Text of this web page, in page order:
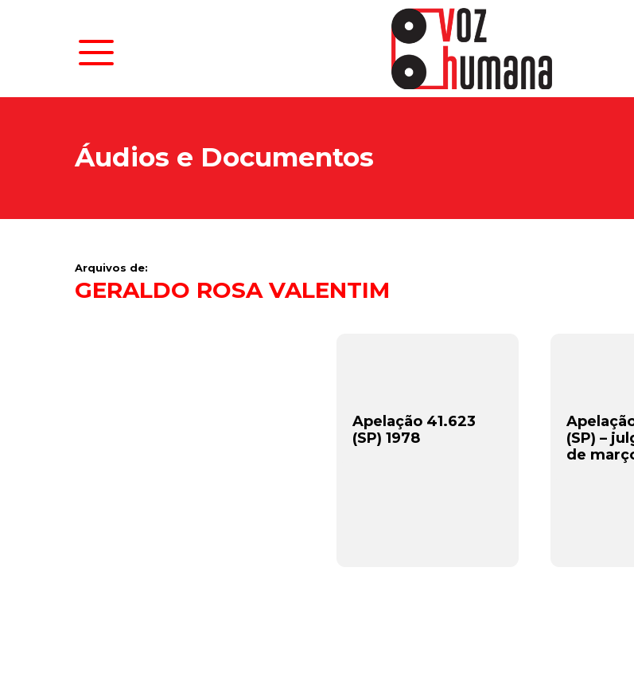
Áudios e Documentos
Arquivos de:
GERALDO ROSA VALENTIM
Apelação 41.623
(SP) 1978
(SP) –
de